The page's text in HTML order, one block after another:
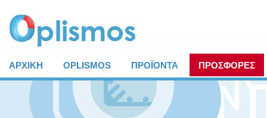
ΑΡΧΙΚΗ OPLISMOS ΠΡΟΪΟΝΤΑ ΠΡΟΣΦΟΡΕΣ